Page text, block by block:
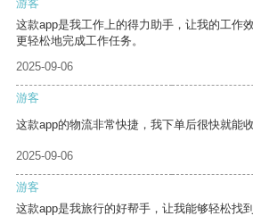
游客
这款app是我工作上的得力助手，让我的工作
更轻松地完成工作任务。
2025-09-06
游客
这款app的物流非常快捷，我下单后很快就能收
2025-09-06
游客
这款app是我旅行的好帮手，让我能够轻松找